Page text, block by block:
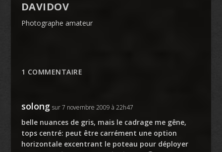
DAVIDOV
Photographe amateur
1 COMMENTAIRE
solong sur 7 novembre 2009 à 22h47
belle nuances de gris, mais le cadrage me gêne,
tops centré: peut être carrément une option
horizontale excentrant le poteau pour déployer